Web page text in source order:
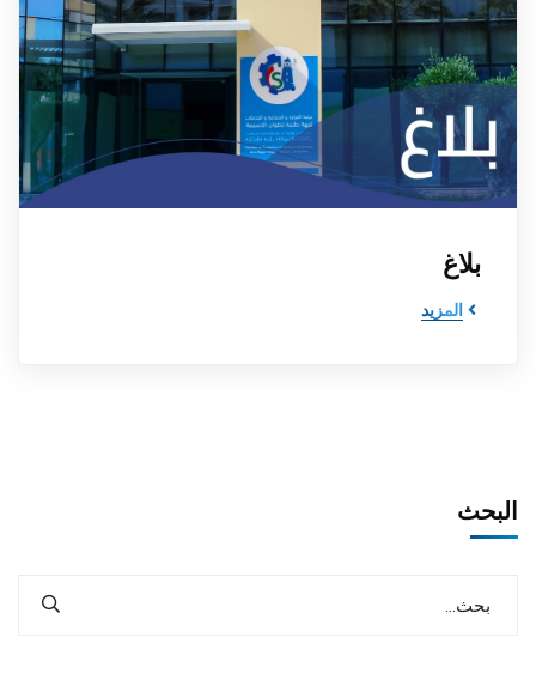
بلاغ
المزيد
البحث